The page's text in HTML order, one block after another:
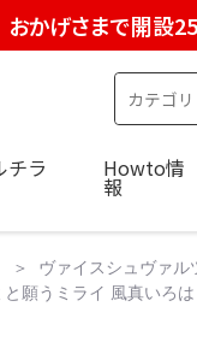
おかげさまで開設
チラ Howto情
報
ヴァイスシュヴァル
願うミライ 風真いろ